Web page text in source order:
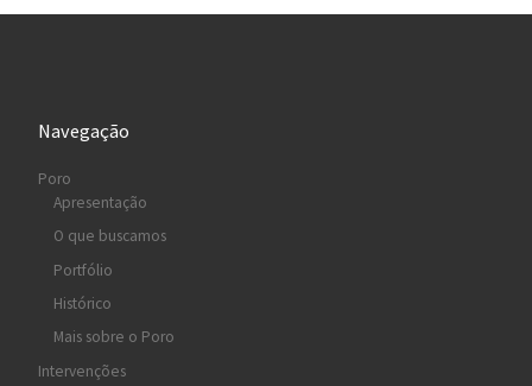
Navegação
Poro
Apresentação
O que buscamos
Portfólio
Histórico
Mais sobre o Poro
Intervenções